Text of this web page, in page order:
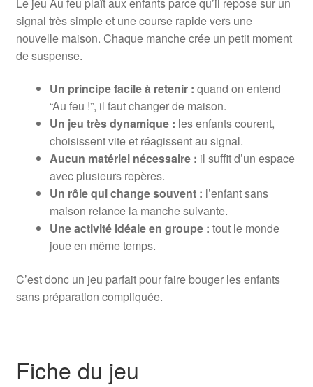
signal très simple et une course rapide vers une
nouvelle maison. Chaque manche crée un petit moment
de suspense.
Un principe facile à retenir : quand on entend
“Au feu !”, il faut changer de maison.
Un jeu très dynamique : les enfants courent,
choisissent vite et réagissent au signal.
Aucun matériel nécessaire : il suffit d’un espace
avec plusieurs repères.
Un rôle qui change souvent : l’enfant sans
maison relance la manche suivante.
Une activité idéale en groupe : tout le monde
joue en même temps.
C’est donc un jeu parfait pour faire bouger les enfants
sans préparation compliquée.
Fiche du jeu